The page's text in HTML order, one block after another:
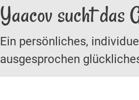
Yaacov sucht das
Ein persönliches,
ausgesprochen